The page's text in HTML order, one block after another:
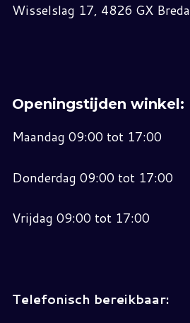
Wisselslag 17, 4826 GX Breda
Openingstijden winkel:
Maandag 09:00 tot 17:00
Donderdag 09:00 tot 17:00
Vrijdag 09:00 tot 17:00
Telefonisch bereikbaar: